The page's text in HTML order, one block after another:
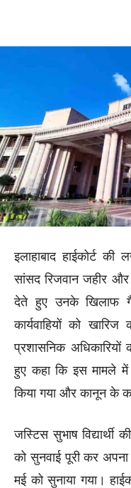
इलाहाबाद हाईकोर्ट
सांसद रिजवान जहीर
देते हुए उनके खिलाफ
कार्यवाहियों को
प्रशासनिक अधिकारियों
हुए कहा कि इस मामले
किया गया और कानून के
जस्टिस सुभाष
को सुनवाई पूरी कर
मई को सुनाया गया।